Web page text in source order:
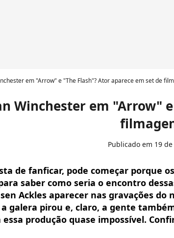
em "Arrow" e "The Flash"? Ator aparece em set de
Winchester em "Arrow"
Publicado em 19
de fanficar, pode começar porque
saber como seria o encontro
Ackles aparecer nas gravações do
a galera pirou e, claro, a gente
essa produção quase impossível.